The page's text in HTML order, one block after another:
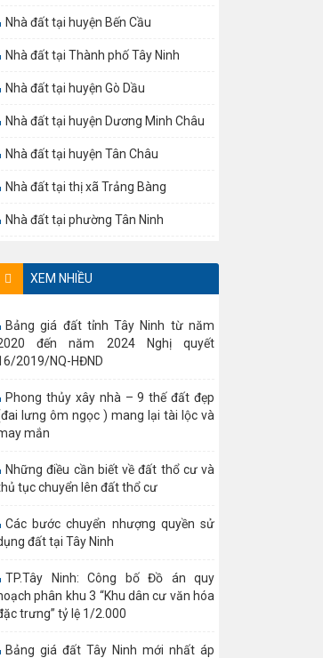
Nhà đất tại huyện Bến Cầu
Nhà đất tại Thành phố Tây Ninh
Nhà đất tại huyện Gò Dầu
Nhà đất tại huyện Dương Minh Châu
Nhà đất tại huyện Tân Châu
Nhà đất tại thị xã Trảng Bàng
Nhà đất tại phường Tân Ninh
XEM NHIỀU
Bảng giá đất tỉnh Tây Ninh từ năm
đến năm 2024 Nghị quyết
2019/NQ-HĐND
Phong thủy xây nhà – 9 thế đất đẹp
lưng ôm ngọc ) mang lại tài lộc và
mắn
Những điều cần biết về đất thổ cư và
tục chuyển lên đất thổ cư
Các bước chuyển nhượng quyền sử
đất tại Tây Ninh
TP.Tây Ninh: Công bố Đồ án quy
phân khu 3 “Khu dân cư văn hóa
trưng” tỷ lệ 1/2.000
Bảng giá đất Tây Ninh mới nhất áp